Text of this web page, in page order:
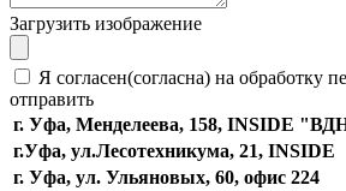
Загрузить изображение
Я согласен(согласна) на обработку
отправить
г. Уфа, Менделеева, 158, INSIDE
г.Уфа, ​ул.Лесотехникума, 21, INSIDE
г. Уфа, ул. Ульяновых, 60, офис 224